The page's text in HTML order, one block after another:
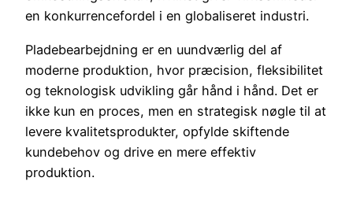
en konkurrencefordel i en globaliseret industri.
Pladebearbejdning er en uundværlig del af
moderne produktion, hvor præcision, fleksibilitet
og teknologisk udvikling går hånd i hånd. Det er
ikke kun en proces, men en strategisk nøgle til at
levere kvalitetsprodukter, opfylde skiftende
kundebehov og drive en mere effektiv
produktion.